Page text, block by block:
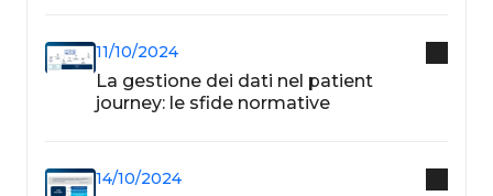
11/10/2024
La gestione dei dati nel patient
journey: le sfide normative
14/10/2024